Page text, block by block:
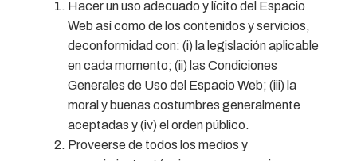
Hacer un uso adecuado y lícito del Espacio
Web así como de los contenidos y servicios,
deconformidad con: (i) la legislación aplicable
en cada momento; (ii) las Condiciones
Generales de Uso del Espacio Web; (iii) la
moral y buenas costumbres generalmente
aceptadas y (iv) el orden público.
Proveerse de todos los medios y